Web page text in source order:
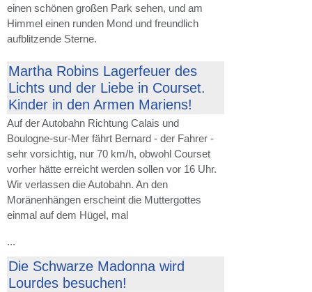
einen schönen großen Park sehen, und am
Himmel einen runden Mond und freundlich
aufblitzende Sterne.
Martha Robins Lagerfeuer des
Lichts und der Liebe in Courset.
Kinder in den Armen Mariens!
Auf der Autobahn Richtung Calais und
Boulogne-sur-Mer fährt Bernard - der Fahrer -
sehr vorsichtig, nur 70 km/h, obwohl Courset
vorher hätte erreicht werden sollen vor 16 Uhr.
Wir verlassen die Autobahn. An den
Moränenhängen erscheint die Muttergottes
einmal auf dem Hügel, mal
...
Die Schwarze Madonna wird
Lourdes besuchen!